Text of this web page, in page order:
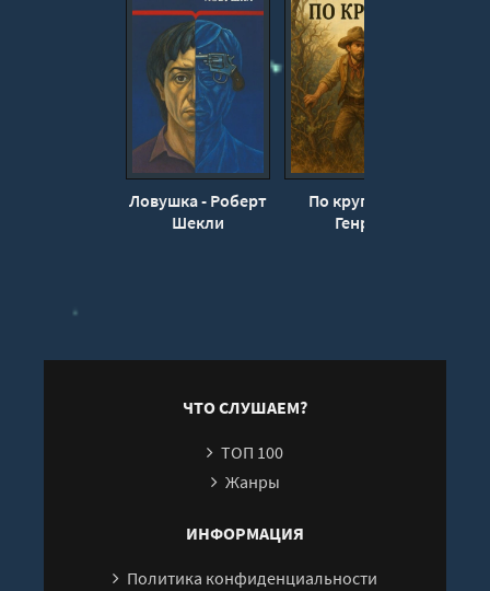
Ловушка - Роберт
Шекли
По кругу - О.
Генри
ЧТО СЛУШАЕМ?
ТОП 100
Жанры
ИНФОРМАЦИЯ
Политика конфиденциальности